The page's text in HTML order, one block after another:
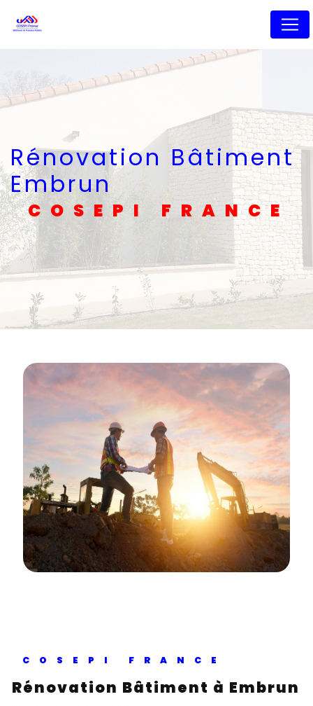
Rénovation Bâtiment
Embrun
COSEPI FRANCE
COSEPI FRANCE
Rénovation Bâtiment à Embrun